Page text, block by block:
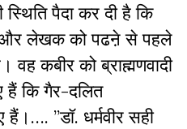
पैदा कर दी है कि
और लेखक को पढऩे से पहले
वह कबीर को ब्राह्मणवादी
कि गैर-दलित
हैं।…. ”डॉ. धर्मवीर सही